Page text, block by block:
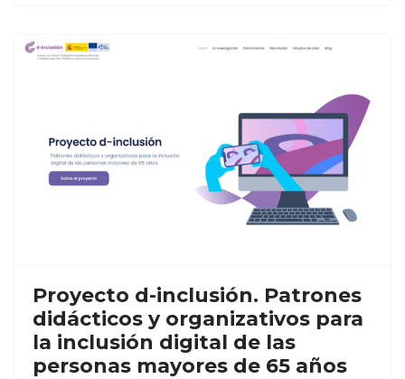
Proyecto d-inclusión. Patrones
didácticos y organizativos para
la inclusión digital de las
personas mayores de 65 años